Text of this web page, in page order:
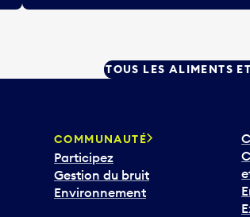
TOUS LES ALIMENTS
COMMUNAUTÉ
Participez
Gestion du bruit
Environnement